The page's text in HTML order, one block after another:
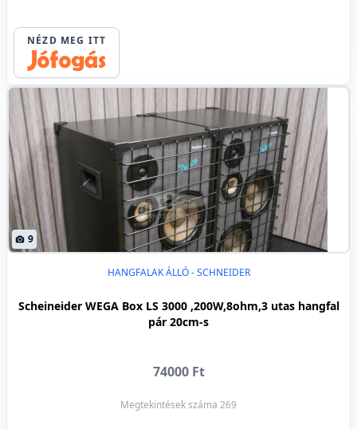
NÉZD MEG ITT
9
HANGFALAK ÁLLÓ - SCHNEIDER
Scheineider WEGA Box LS 3000 ,200W,8ohm,3 utas hangfal
pár 20cm-s
74000 Ft
Megtekintések száma 269